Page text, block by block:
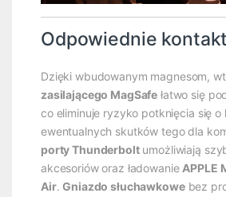
Odpowiednie
Dzięki wbudowanym magnesom,
zasilającego MagSafe łatwo się
co eliminuje ryzyko potknięcia się o
ewentualnych skutków tego dla
porty Thunderboltumożliwiają
akcesoriów oraz ładowanieAPPLE
Air.Gniazdo słuchawkowebez